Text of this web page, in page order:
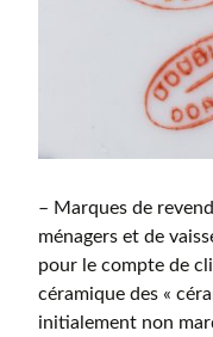
– Marques de
ménagers et de
pour le compte de
céramique des «
initialement non